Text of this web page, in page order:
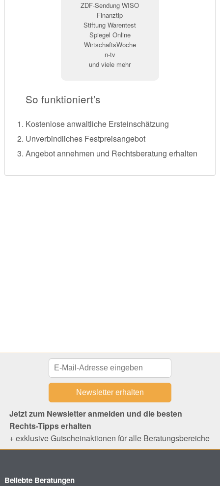
ZDF-Sendung WISO
Finanztip
Stiftung Warentest
Spiegel Online
WirtschaftsWoche
n-tv
und viele mehr
So funktioniert's
Kostenlose anwaltliche Ersteinschätzung
Unverbindliches Festpreisangebot
Angebot annehmen und Rechtsberatung erhalten
Jetzt zum Newsletter anmelden und die besten
Rechts-Tipps erhalten
+ exklusive Gutscheinaktionen für alle Beratungsbereiche
Beliebte Beratungen